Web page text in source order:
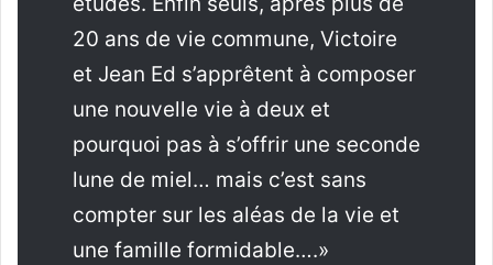
20 ans de vie commune, Victoire
et Jean Ed s’apprêtent à composer
une nouvelle vie à deux et
pourquoi pas à s’offrir une seconde
lune de miel… mais c’est sans
compter sur les aléas de la vie et
une famille formidable….»